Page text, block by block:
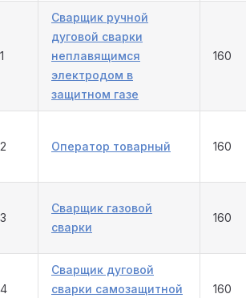
Сварщик ручной
дуговой сварки
неплавящимся
электродом в
защитном газе
160
Оператор товарный 160
Сварщик газовой
сварки
160
Сварщик дуговой
сварки самозащитной
160